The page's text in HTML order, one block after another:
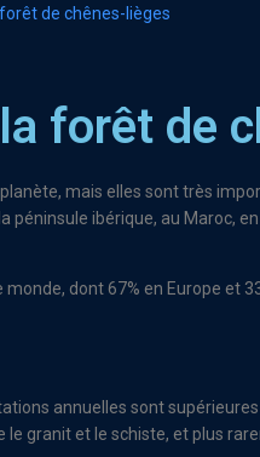
de chênes-lièges
forêt de
mais elles sont très
ibérique, au Maroc,
dont 67% en Europe et
annuelles sont
le granit et le schiste, et plus